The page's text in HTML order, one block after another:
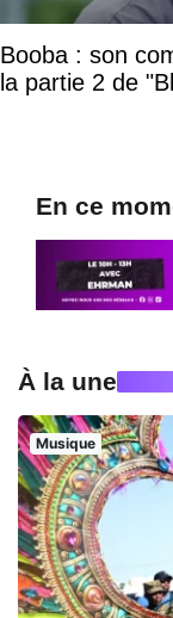
Booba : son
la partie 2 de
En ce
À la une
Musique